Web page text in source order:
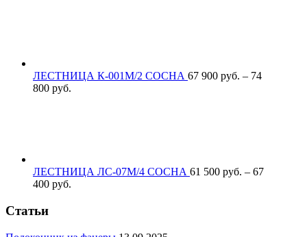
ЛЕСТНИЦА К-001М/2 СОСНА 67 900 руб. – 74
800 руб.
ЛЕСТНИЦА ЛС-07М/4 СОСНА 61 500 руб. – 67
400 руб.
Статьи